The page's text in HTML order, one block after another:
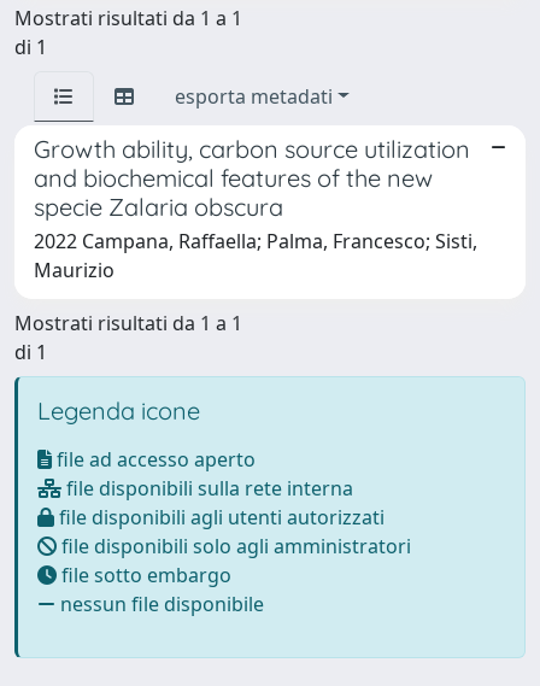
Mostrati risultati da 1 a 1
di 1
esporta metadati
Growth ability, carbon source utilization
and biochemical features of the new
specie Zalaria obscura
2022 Campana, Raffaella; Palma, Francesco; Sisti,
Maurizio
Mostrati risultati da 1 a 1
di 1
Legenda icone
file ad accesso aperto
file disponibili sulla rete interna
file disponibili agli utenti autorizzati
file disponibili solo agli amministratori
file sotto embargo
nessun file disponibile